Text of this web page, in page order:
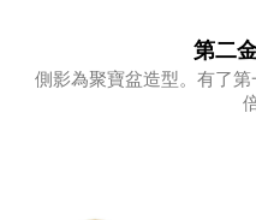
第二
側影為聚寶盆造型。有了